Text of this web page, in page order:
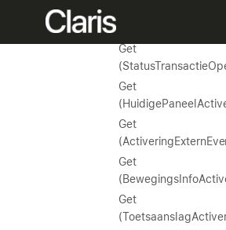
Get
Get
Get
Get
Get